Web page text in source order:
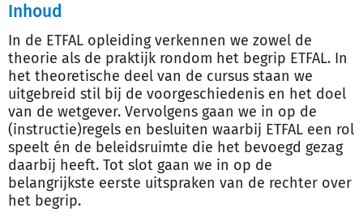
Inhoud
In de ETFAL opleiding verkennen we zowel de
theorie als de praktijk rondom het begrip ETFAL. In
het theoretische deel van de cursus staan we
uitgebreid stil bij de voorgeschiedenis en het doel
van de wetgever. Vervolgens gaan we in op de
(instructie)regels en besluiten waarbij ETFAL een rol
speelt én de beleidsruimte die het bevoegd gezag
daarbij heeft. Tot slot gaan we in op de
belangrijkste eerste uitspraken van de rechter over
het begrip.